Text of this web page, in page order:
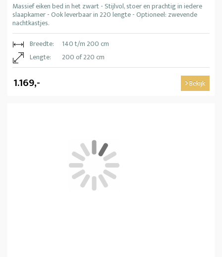
Massief eiken bed in het zwart - Stijlvol, stoer en prachtig in iedere
slaapkamer - Ook leverbaar in 220 lengte - Optioneel: zwevende
nachtkastjes.
Breedte:
140 t/m 200 cm
Lengte:
200 of 220 cm
1.169,- Bekijk